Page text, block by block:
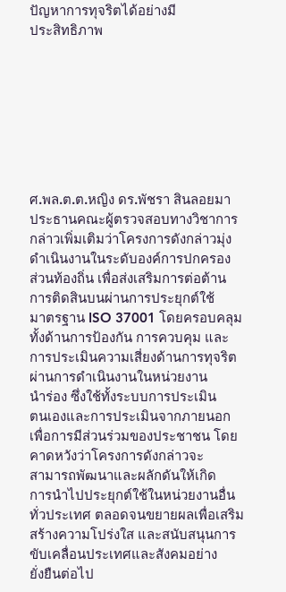
ปัญหาการทุจริตได้อย่างมี
ประสิทธิภาพ
ศ.พล.ต.ต.หญิง ดร.พัชรา สินลอยมา
ประธานคณะผู้ตรวจสอบทางวิชาการ
กล่าวเพิ่มเติมว่าโครงการดังกล่าวมุ่ง
ดำเนินงานในระดับองค์การปกครอง
ส่วนท้องถิ่น เพื่อส่งเสริมการต่อต้าน
การติดสินบนผ่านการประยุกต์ใช้
มาตรฐาน ISO 37001 โดยครอบคลุม
ทั้งด้านการป้องกัน การควบคุม และ
การประเมินความเสี่ยงด้านการทุจริต
ผ่านการดำเนินงานในหน่วยงาน
นำร่อง ซึ่งใช้ทั้งระบบการประเมิน
ตนเองและการประเมินจากภายนอก
เพื่อการมีส่วนร่วมของประชาชน โดย
คาดหวังว่าโครงการดังกล่าวจะ
สามารถพัฒนาและผลักดันให้เกิด
การนำไปประยุกต์ใช้ในหน่วยงานอื่น
ทั่วประเทศ ตลอดจนขยายผลเพื่อเสริม
สร้างความโปร่งใส และสนับสนุนการ
ขับเคลื่อนประเทศและสังคมอย่าง
ยั่งยืนต่อไป